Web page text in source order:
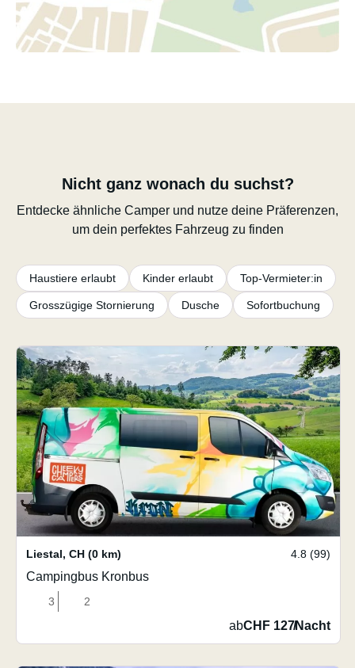
Nicht ganz wonach du suchst?
Entdecke ähnliche Camper und nutze deine Präferenzen,
um dein perfektes Fahrzeug zu finden
Haustiere erlaubt Kinder erlaubt Top-Vermieter:in
Grosszügige Stornierung Dusche Sofortbuchung
Liestal, CH (0 km) 4.8 (99)
Campingbus Kronbus
3 2
abCHF 127/Nacht